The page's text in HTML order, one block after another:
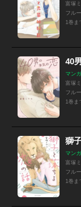
富塚
フル
1巻ま
40
マンガ
富塚
フル
1巻ま
獅
マンガ
富塚
フル
1巻ま